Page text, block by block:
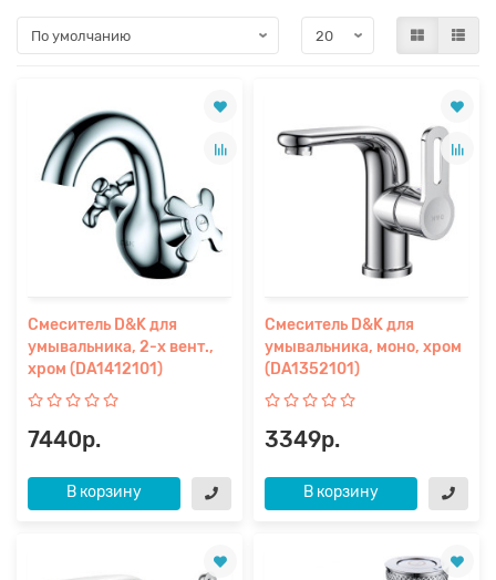
Смеситель D&K для
умывальника, 2-х вент.,
хром (DA1412101)
7440р.
В корзину
Смеситель D&K для
умывальника, моно, хром
(DA1352101)
3349р.
В корзину